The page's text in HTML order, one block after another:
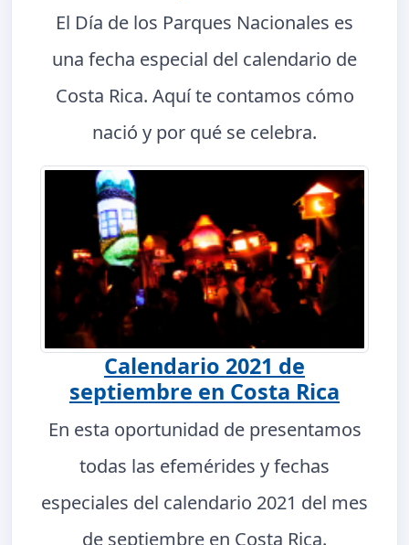
El Día de los Parques Nacionales es
una fecha especial del calendario de
Costa Rica. Aquí te contamos cómo
nació y por qué se celebra.
Calendario 2021 de
septiembre en Costa Rica
En esta oportunidad de presentamos
todas las efemérides y fechas
especiales del calendario 2021 del mes
de septiembre en Costa Rica.